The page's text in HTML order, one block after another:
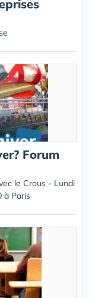
Forum
le Crous - Lundi
à Paris